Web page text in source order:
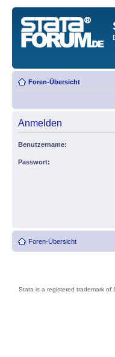
Foren-Übersicht
Anmelden
Benutzername:
Passwort:
Foren-Übersicht
Stata is a registered trademark of